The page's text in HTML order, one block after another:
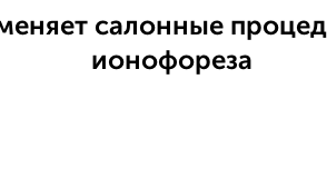
салонные
ионофореза